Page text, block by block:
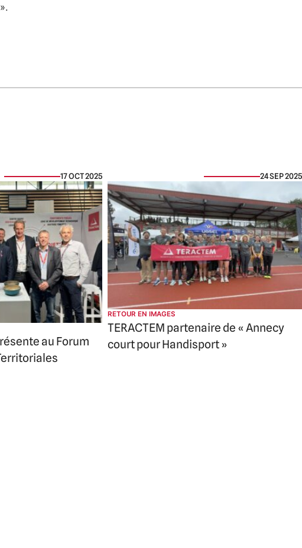
17 OCT 2025
au Forum
24 SEP 2025
RETOUR EN IMAGES
TERACTEM partenaire de « Annecy
court pour Handisport »